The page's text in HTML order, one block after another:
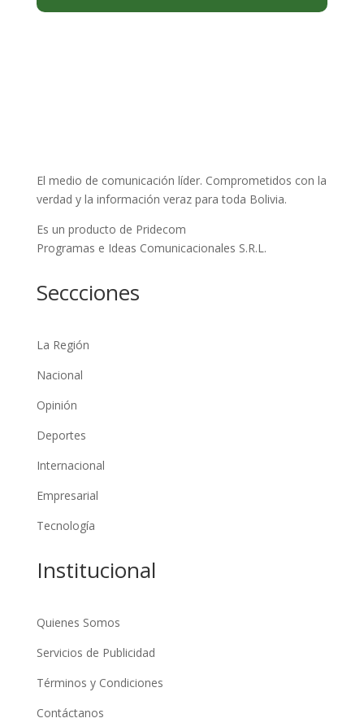
El medio de comunicación líder. Comprometidos con la
verdad y la información veraz para toda Bolivia.
Es un producto de Pridecom
Programas e Ideas Comunicacionales S.R.L.
Seccciones
La Región
Nacional
Opinión
Deportes
Internacional
Empresarial
Tecnología
Institucional
Quienes Somos
Servicios de Publicidad
Términos y Condiciones
Contáctanos